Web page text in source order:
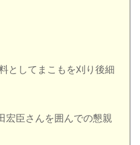
まこもを刈り後細
を囲んでの懇親